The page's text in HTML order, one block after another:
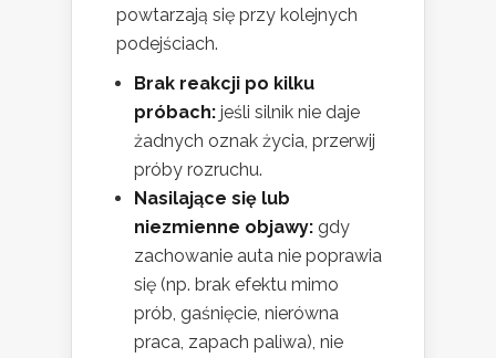
powtarzają się przy kolejnych
podejściach.
Brak reakcji po kilku
próbach: jeśli silnik nie daje
żadnych oznak życia, przerwij
próby rozruchu.
Nasilające się lub
niezmienne objawy: gdy
zachowanie auta nie poprawia
się (np. brak efektu mimo
prób, gaśnięcie, nierówna
praca, zapach paliwa), nie